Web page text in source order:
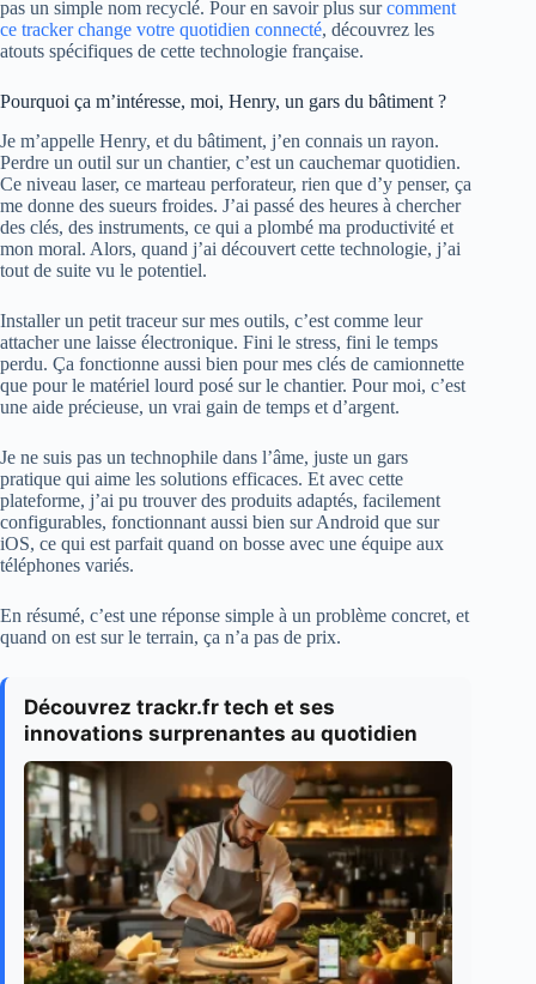
pas un simple nom recyclé. Pour en savoir plus surcomment
ce tracker change votre quotidien connecté, découvrez les
atouts spécifiques de cette technologie française.
Pourquoi ça m’intéresse, moi, Henry, un gars du bâtiment ?
Je m’appelle Henry, et du bâtiment, j’en connais un rayon.
Perdre un outil sur un chantier, c’est un cauchemar quotidien.
Ce niveau laser, ce marteau perforateur, rien que d’y penser, ça
me donne des sueurs froides. J’ai passé des heures à chercher
des clés, des instruments, ce qui a plombé ma productivité et
mon moral. Alors, quand j’ai découvert cette technologie, j’ai
tout de suite vu le potentiel.
Installer un petit traceur sur mes outils, c’est comme leur
attacher une laisse électronique. Fini le stress, fini le temps
perdu. Ça fonctionne aussi bien pour mes clés de camionnette
que pour le matériel lourd posé sur le chantier. Pour moi, c’est
une aide précieuse, un vrai gain de temps et d’argent.
Je ne suis pas un technophile dans l’âme, juste un gars
pratique qui aime les solutions efficaces. Et avec cette
plateforme, j’ai pu trouver des produits adaptés, facilement
configurables, fonctionnant aussi bien sur Android que sur
iOS, ce qui est parfait quand on bosse avec une équipe aux
téléphones variés.
En résumé, c’est une réponse simple à un problème concret, et
quand on est sur le terrain, ça n’a pas de prix.
Découvrez trackr.fr tech et ses
innovations surprenantes au quotidien